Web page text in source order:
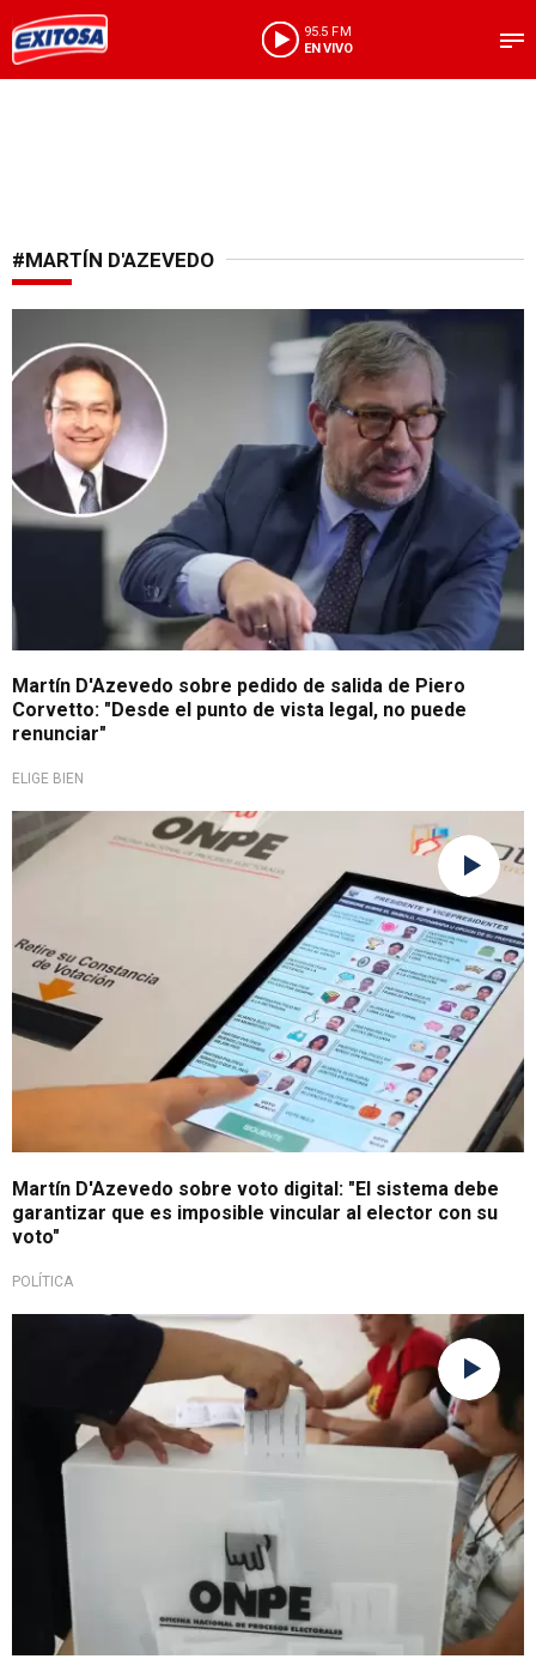
95.5 FM
EN VIVO
#MARTÍN D'AZEVEDO
Martín D'Azevedo sobre pedido de salida de Piero
Corvetto: "Desde el punto de vista legal, no puede
renunciar"
ELIGE BIEN
Elecciones 2026
Martín D'Azevedo sobre voto digital: "El sistema debe
garantizar que es imposible vincular al elector con su
voto"
POLÍTICA